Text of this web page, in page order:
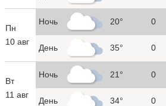
Пн
10 авг
Ночь 20° 0
День 35° 0
Вт
11 авг
Ночь 21° 0
День 34° 0